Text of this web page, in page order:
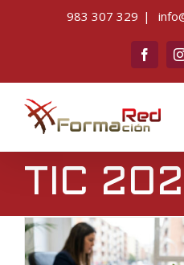
983 307 329 |
TIC